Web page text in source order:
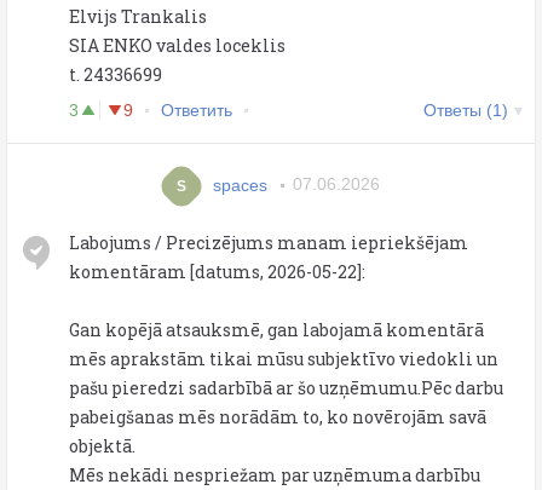
Elvijs Trankalis
SIA ENKO valdes loceklis
t. 24336699
3 9 Ответить Ответы (1)
S spaces 07.06.2026
Labojums / Precizējums manam iepriekšējam
komentāram [datums, 2026-05-22]:
Gan kopējā atsauksmē, gan labojamā komentārā
mēs aprakstām tikai mūsu subjektīvo viedokli un
pašu pieredzi sadarbībā ar šo uzņēmumu.Pēc darbu
pabeigšanas mēs norādām to, ko novērojām savā
objektā.
Mēs nekādi nespriežam par uzņēmuma darbību